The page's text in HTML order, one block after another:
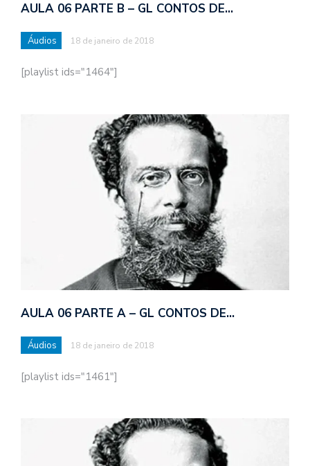
AULA 06 PARTE B – GL CONTOS DE…
Áudios 18 de janeiro de 2018
[playlist ids="1464"]
AULA 06 PARTE A – GL CONTOS DE…
Áudios 18 de janeiro de 2018
[playlist ids="1461"]